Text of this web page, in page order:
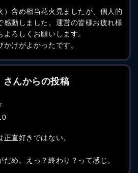
）含め相当花火見ましたが、個人的
感動しました。運営の皆様お疲れ様
ろしくお願いします。
かけがよかったです。
さんからの投稿
直好きではない。
め。えっ？終わり？って感じ。